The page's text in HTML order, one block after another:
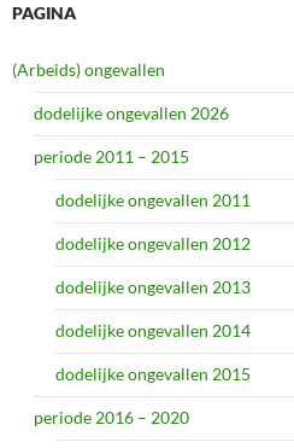
PAGINA
(Arbeids) ongevallen
dodelijke ongevallen 2026
periode 2011 – 2015
dodelijke ongevallen 2011
dodelijke ongevallen 2012
dodelijke ongevallen 2013
dodelijke ongevallen 2014
dodelijke ongevallen 2015
periode 2016 – 2020